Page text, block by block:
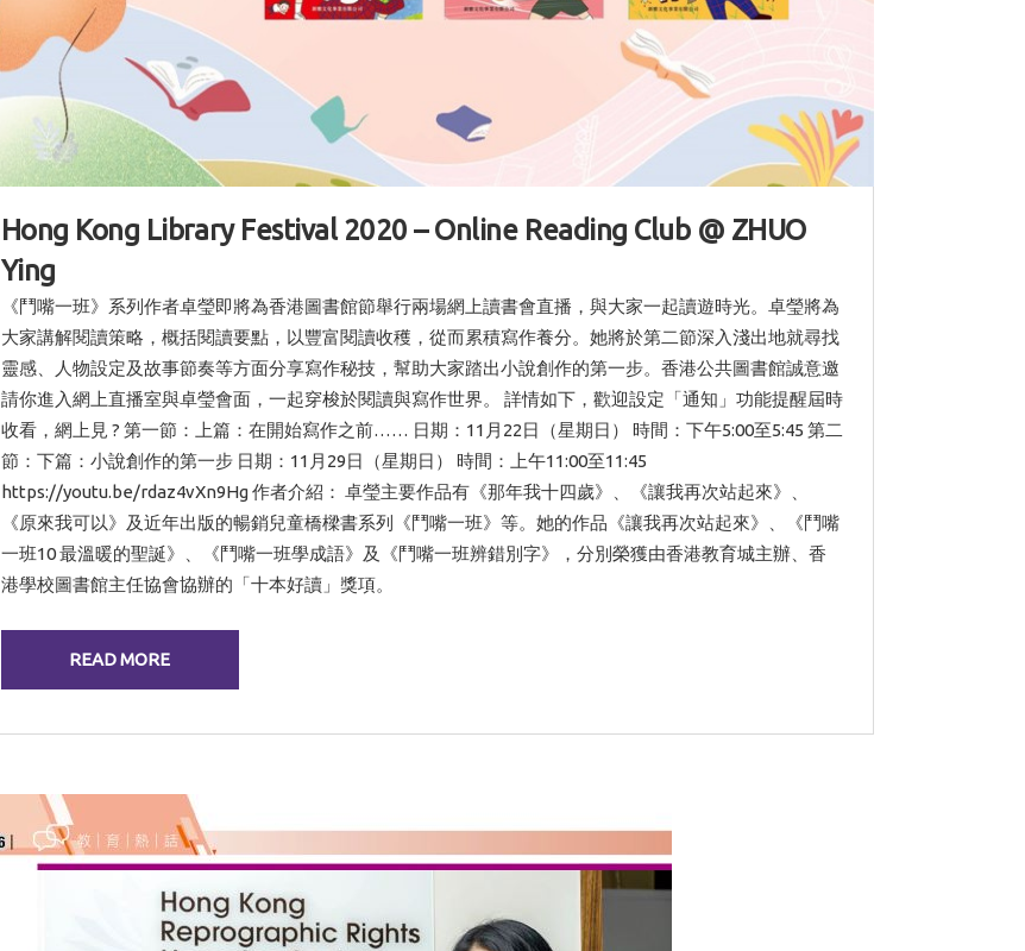
Hong Kong Library Festival 2020 – Online Reading Club @ ZHUO
Ying
《鬥嘴一班》系列作者卓瑩即將為香港圖書館節舉行兩場網上讀書會直播，與大家一起讀遊時光。卓瑩將為
大家講解閱讀策略，概括閱讀要點，以豐富閱讀收穫，從而累積寫作養分。她將於第二節深入淺出地就尋找
靈感、人物設定及故事節奏等方面分享寫作秘技，幫助大家踏出小說創作的第一步。香港公共圖書館誠意邀
請你進入網上直播室與卓瑩會面，一起穿梭於閱讀與寫作世界。 詳情如下，歡迎設定「通知」功能提醒屆時
收看，網上見 ? 第一節：上篇：在開始寫作之前…… 日期：11月22日（星期日） 時間：下午5:00至5:45 第二
節：下篇：小說創作的第一步 日期：11月29日（星期日） 時間：上午11:00至11:45
https://youtu.be/rdaz4vXn9Hg 作者介紹： 卓瑩主要作品有《那年我十四歲》、《讓我再次站起來》、
《原來我可以》及近年出版的暢銷兒童橋樑書系列《鬥嘴一班》等。她的作品《讓我再次站起來》、《鬥嘴
一班10 最溫暖的聖誕》、《鬥嘴一班學成語》及《鬥嘴一班辨錯別字》，分別榮獲由香港教育城主辦、香
港學校圖書館主任協會協辦的「十本好讀」獎項。
READ MORE